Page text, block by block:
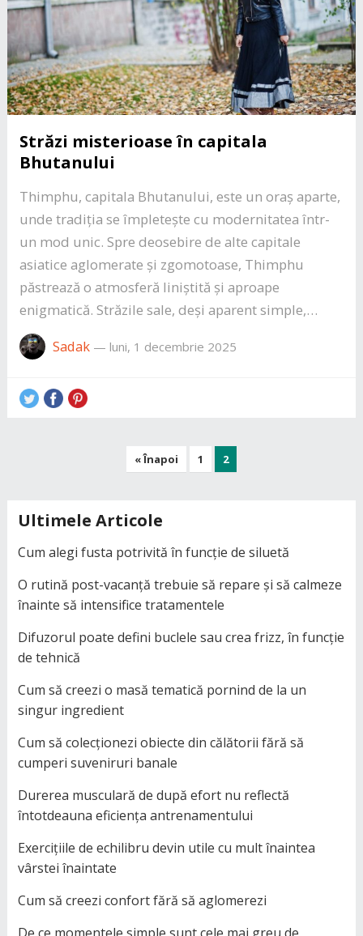
Străzi misterioase în capitala
Bhutanului
Thimphu, capitala Bhutanului, este un oraș aparte,
unde tradiția se împletește cu modernitatea într-
un mod unic. Spre deosebire de alte capitale
asiatice aglomerate și zgomotoase, Thimphu
păstrează o atmosferă liniștită și aproape
enigmatică. Străzile sale, deși aparent simple,…
Sadak— luni, 1 decembrie 2025
« Înapoi 1 2
Ultimele Articole
Cum alegi fusta potrivită în funcție de siluetă
O rutină post-vacanță trebuie să repare și să calmeze
înainte să intensifice tratamentele
Difuzorul poate defini buclele sau crea frizz, în funcție
de tehnică
Cum să creezi o masă tematică pornind de la un
singur ingredient
Cum să colecționezi obiecte din călătorii fără să
cumperi suveniruri banale
Durerea musculară de după efort nu reflectă
întotdeauna eficiența antrenamentului
Exercițiile de echilibru devin utile cu mult înaintea
vârstei înaintate
Cum să creezi confort fără să aglomerezi